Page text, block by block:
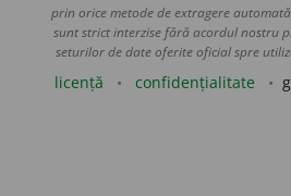
prin orice metode de extragere
sunt strict interzise fără acordul nostru
seturilor de date oferite oficial spre
licență confidențialitate